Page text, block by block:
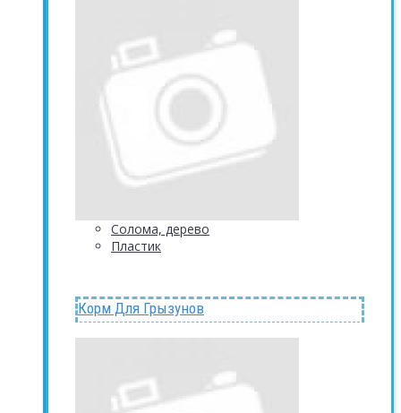
Солома, дерево
Пластик
Корм Для Грызунов